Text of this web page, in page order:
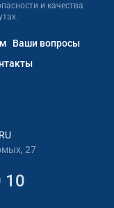
и качества
Ваши вопросы
27
10